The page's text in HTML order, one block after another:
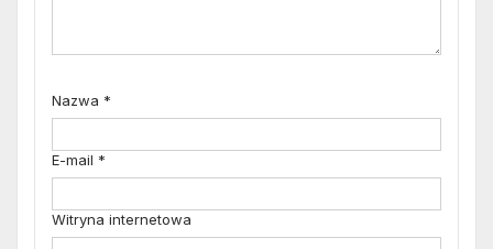
Nazwa *
E-mail *
Witryna internetowa